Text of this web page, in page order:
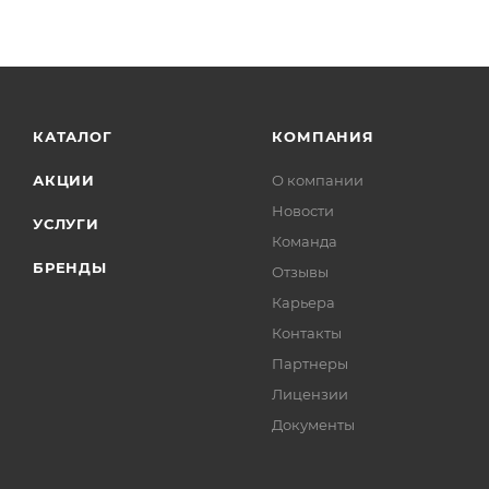
КАТАЛОГ
АКЦИИ
УСЛУГИ
БРЕНДЫ
КОМПАНИЯ
О компании
Новости
Команда
Отзывы
Карьера
Контакты
Партнеры
Лицензии
Документы